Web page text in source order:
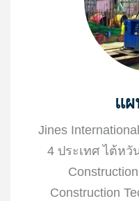
แ
Jines
4 ประเทศ ไต้หวั
Construction